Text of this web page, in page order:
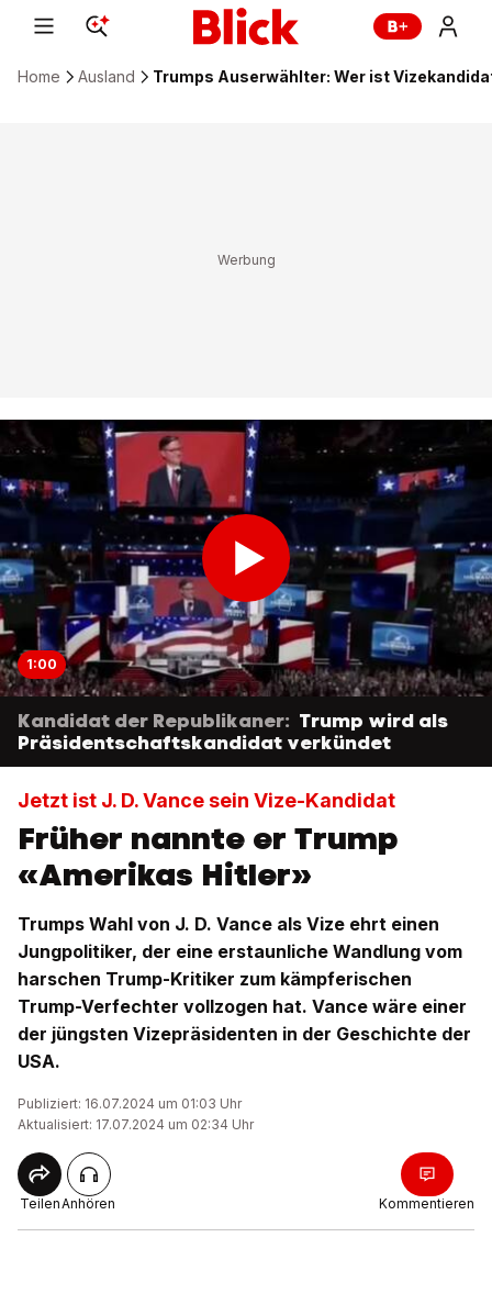
Home Ausland Trumps Auserwählter: Wer ist
1:00
Kandidat der Republikaner: Trump wird als
Präsidentschaftskandidat verkündet
Jetzt ist J. D. Vance sein Vize-Kandidat
Früher nannte er Trump
«Amerikas Hitler»
Trumps Wahl von J. D. Vance als Vize ehrt einen
Jungpolitiker, der eine erstaunliche Wandlung vom
harschen Trump-Kritiker zum kämpferischen
Trump-Verfechter vollzogen hat. Vance wäre einer
der jüngsten Vizepräsidenten in der Geschichte der
USA.
Publiziert: 16.07.2024 um 01:03 Uhr
Aktualisiert: 17.07.2024 um 02:34 Uhr
TeilenAnhören Kommentieren